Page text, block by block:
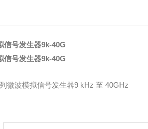
信号发生器9k-40G
信号发生器9k-40G
微波模拟信号发生器9 kHz 至 40GHz